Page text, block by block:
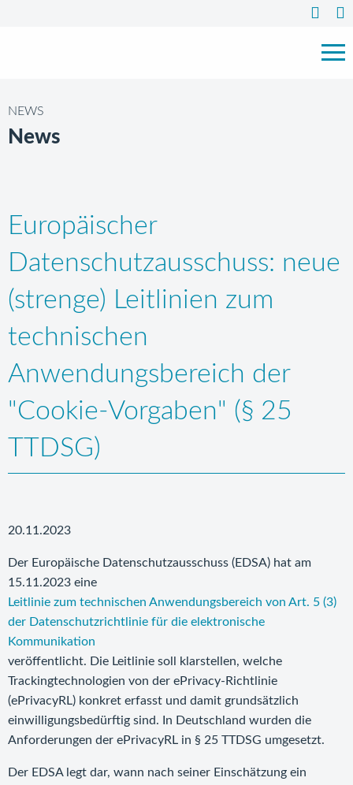
NEWS
News
Europäischer
Datenschutzausschuss: neue
(strenge) Leitlinien zum
technischen
Anwendungsbereich der
"Cookie-Vorgaben" (§ 25
TTDSG)
20.11.2023
Der Europäische Datenschutzausschuss (EDSA) hat am
15.11.2023 eine
Leitlinie zum technischen Anwendungsbereich von Art. 5 (3)
der Datenschutzrichtlinie für die elektronische
Kommunikation
veröffentlicht. Die Leitlinie soll klarstellen, welche
Trackingtechnologien von der ePrivacy-Richtlinie
(ePrivacyRL) konkret erfasst und damit grundsätzlich
einwilligungsbedürftig sind. In Deutschland wurden die
Anforderungen der ePrivacyRL in § 25 TTDSG umgesetzt.
Der EDSA legt dar, wann nach seiner Einschätzung ein